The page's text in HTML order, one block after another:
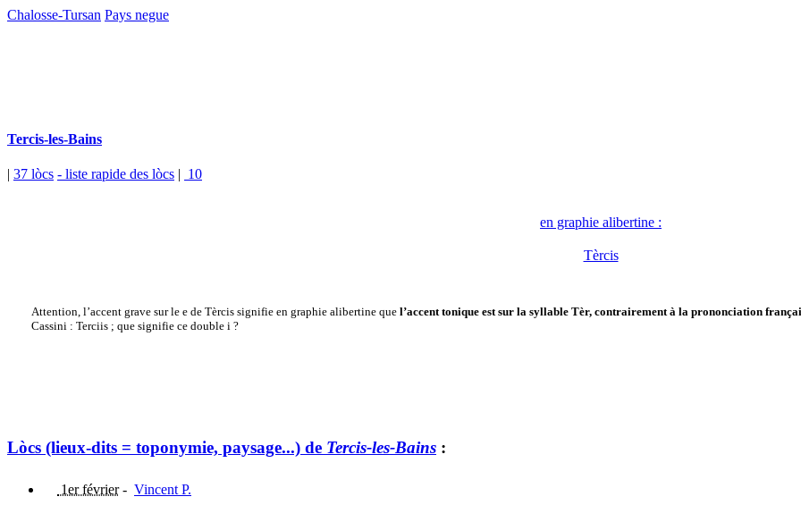
Chalosse-Tursan Pays negue
Tercis-les-Bains
| 37 lòcs - liste rapide des lòcs | 10
en graphie alibertine :
Tèrcis
Attention, l’accent grave sur le e de Tèrcis signifie en graphie alibertine que l’accent tonique est sur la syllable Tèr, contrairement à la prononciation
Cassini : Terciis ; que signifie ce double i ?
Lòcs (lieux-dits = toponymie, paysage...) de Tercis-les-Bains :
1er février- Vincent P.